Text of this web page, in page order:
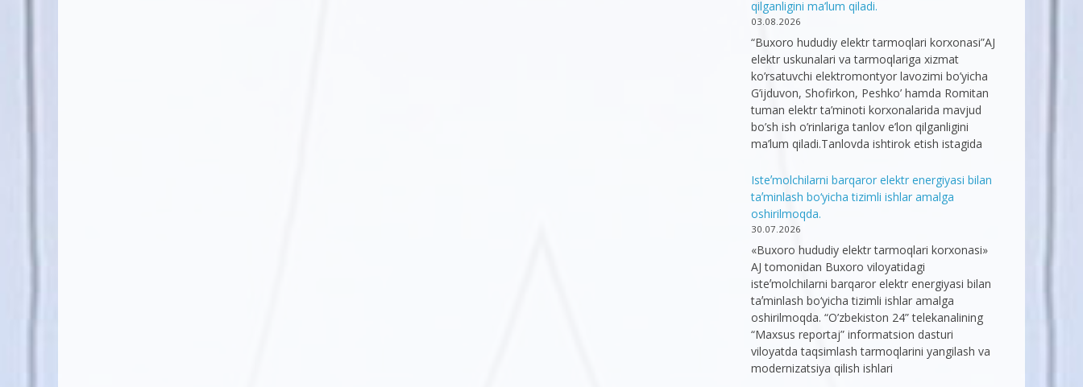
qilganligini ma’lum qiladi.
03.08.2026
“Buxoro hududiy elektr tarmoqlari korxonasi”AJ
elektr uskunalari va tarmoqlariga xizmat
ko’rsatuvchi elektromontyor lavozimi bo’yicha
G’ijduvon, Shofirkon, Peshko’ hamda Romitan
tuman elektr ta’minoti korxonalarida mavjud
bo’sh ish o’rinlariga tanlov e’lon qilganligini
ma’lum qiladi.Tanlovda ishtirok etish istagida
Isteʼmolchilarni barqaror elektr energiyasi bilan
taʼminlash bo‘yicha tizimli ishlar amalga
oshirilmoqda.
30.07.2026
«Buxoro hududiy elektr tarmoqlari korxonasi»
AJ tomonidan Buxoro viloyatidagi
isteʼmolchilarni barqaror elektr energiyasi bilan
taʼminlash bo‘yicha tizimli ishlar amalga
oshirilmoqda. “O’zbekiston 24” telekanalining
“Maxsus reportaj” informatsion dasturi
viloyatda taqsimlash tarmoqlarini yangilash va
modernizatsiya qilish ishlari